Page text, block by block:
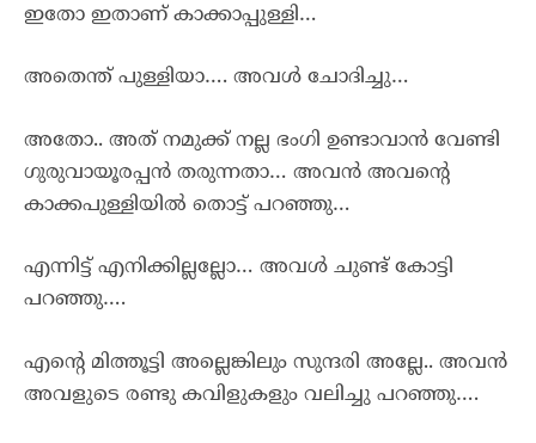
ഇതോ ഇതാണ് കാക്കാപ്പുള്ളി…
അതെന്ത് പുള്ളിയാ…. അവൾ ചോദിച്ചു…
അതോ.. അത് നമുക്ക് നല്ല ഭംഗി ഉണ്ടാവാൻ വേണ്ടി
ഗുരുവായൂരപ്പൻ തരുന്നതാ… അവൻ അവന്റെ
കാക്കപുള്ളിയിൽ തൊട്ട് പറഞ്ഞു…
എന്നിട്ട് എനിക്കില്ലല്ലോ… അവൾ ചുണ്ട് കോട്ടി
പറഞ്ഞു….
എന്റെ മിത്തൂട്ടി അല്ലെങ്കിലും സുന്ദരി അല്ലേ.. അവൻ
അവളുടെ രണ്ടു കവിളുകളും വലിച്ചു പറഞ്ഞു….